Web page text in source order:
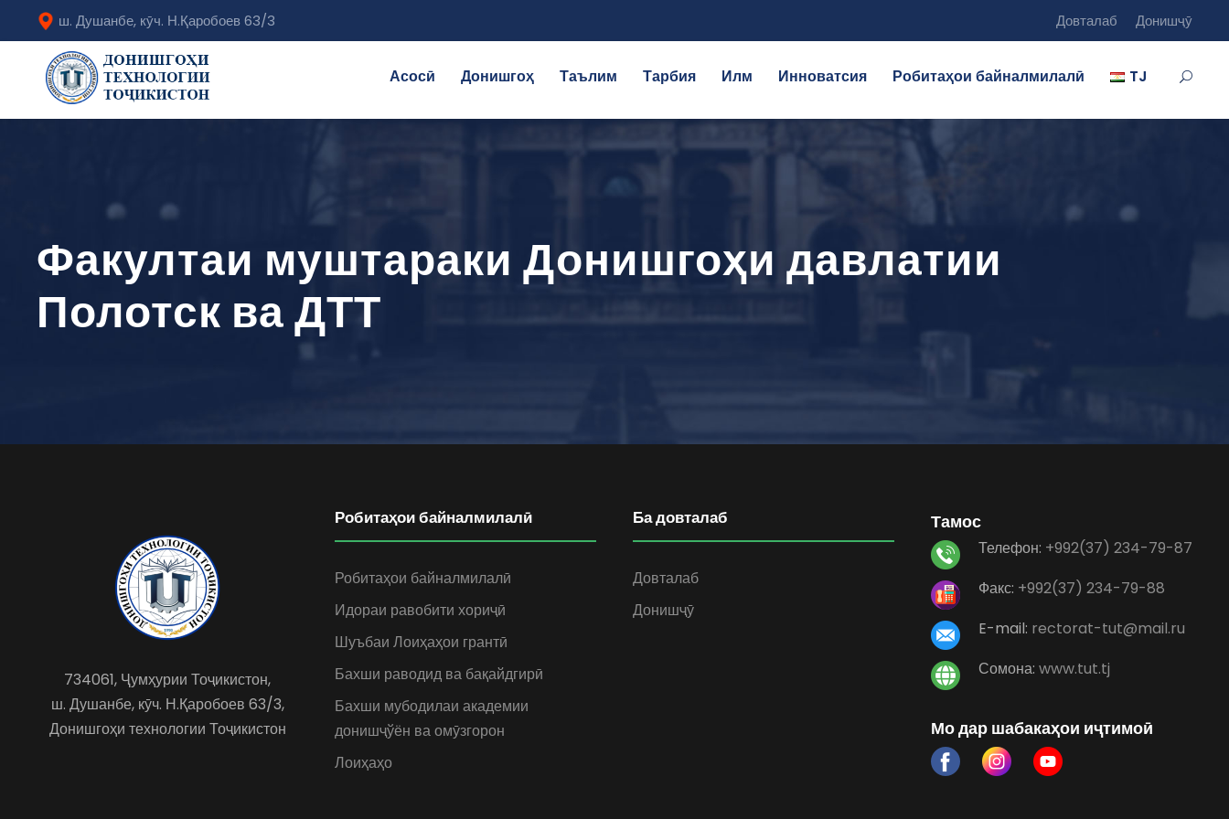
ш. Душанбе, кӯч. Н.Қаробоев 63/3 Довталаб Донишҷӯ
Асосӣ Донишгоҳ Таълим Тарбия Илм Инноватсия Робитаҳои байналмилалӣ TJ
Факултаи муштараки Донишгоҳи давлатии
Полотск ва ДТТ
734061, Ҷумҳурии Тоҷикистон,
ш. Душанбе, кӯч. Н.Қаробоев 63/3,
Донишгоҳи технологии Тоҷикистон
Робитаҳои байналмилалӣ
Робитаҳои байналмилалӣ
Идораи равобити хориҷӣ
Шуъбаи Лоиҳаҳои грантӣ
Бахши раводид ва бақайдгирӣ
Бахши мубодилаи академии
донишҷўён ва омӯзгорон
Лоиҳаҳо
Ба довталаб
Довталаб
Донишҷӯ
Тамос
Телефон: +992(37) 234-79-87
Факс: +992(37) 234-79-88
E-mail: rectorat-tut@mail.ru
Сомона: www.tut.tj
Мо дар шабакаҳои иҷтимоӣ